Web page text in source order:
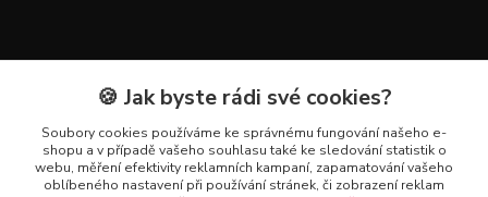
Kontakty
+420 602 223 614
🍪 Jak byste rádi své cookies?
Soubory cookies používáme ke správnému fungování našeho e-
shopu a v případě vašeho souhlasu také ke sledování statistik o
webu, měření efektivity reklamních kampaní, zapamatování vašeho
oblíbeného nastavení při používání stránek, či zobrazení reklam